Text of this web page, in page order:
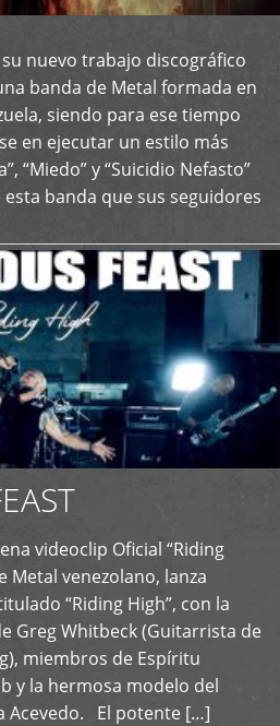
nuevo trabajo discográfico
banda de Metal formada en
siendo para ese tiempo
en ejecutar un estilo más
“Miedo” y “Suicidio Nefasto”
banda que sus seguidores
+
videoclip Oficial “Riding
Metal venezolano, lanza
“Riding High”, con la
Greg Whitbeck (Guitarrista de
miembros de Espíritu
y la hermosa modelo del
Acevedo. El potente […]